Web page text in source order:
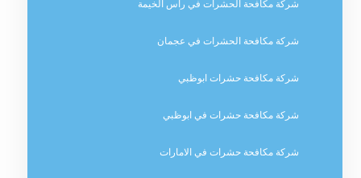
شركة مكافحة الحشرات في راس الخيمة
شركة مكافحة الحشرات في عجمان
شركة مكافحة حشرات ابوظبي
شركة مكافحة حشرات في ابوظبي
شركة مكافحة حشرات في الامارات